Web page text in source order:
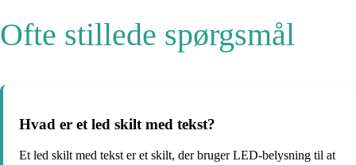
Ofte stillede spørgsmål
Hvad er et led skilt med tekst?
Et led skilt med tekst er et skilt, der bruger LED-belysning til at